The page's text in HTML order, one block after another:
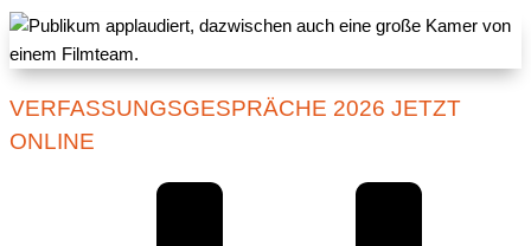
VERFASSUNGSGESPRÄCHE 2026 JETZT
ONLINE